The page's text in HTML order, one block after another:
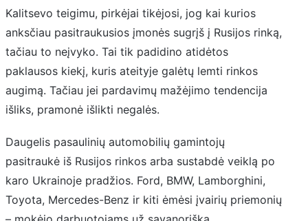
Kalitsevo teigimu, pirkėjai tikėjosi, jog kai kurios
anksčiau pasitraukusios įmonės sugrįš į Rusijos rinką,
tačiau to neįvyko. Tai tik padidino atidėtos
paklausos kiekį, kuris ateityje galėtų lemti rinkos
augimą. Tačiau jei pardavimų mažėjimo tendencija
išliks, pramonė išlikti negalės.
Daugelis pasaulinių automobilių gamintojų
pasitraukė iš Rusijos rinkos arba sustabdė veiklą po
karo Ukrainoje pradžios. Ford, BMW, Lamborghini,
Toyota, Mercedes-Benz ir kiti ėmėsi įvairių priemonių